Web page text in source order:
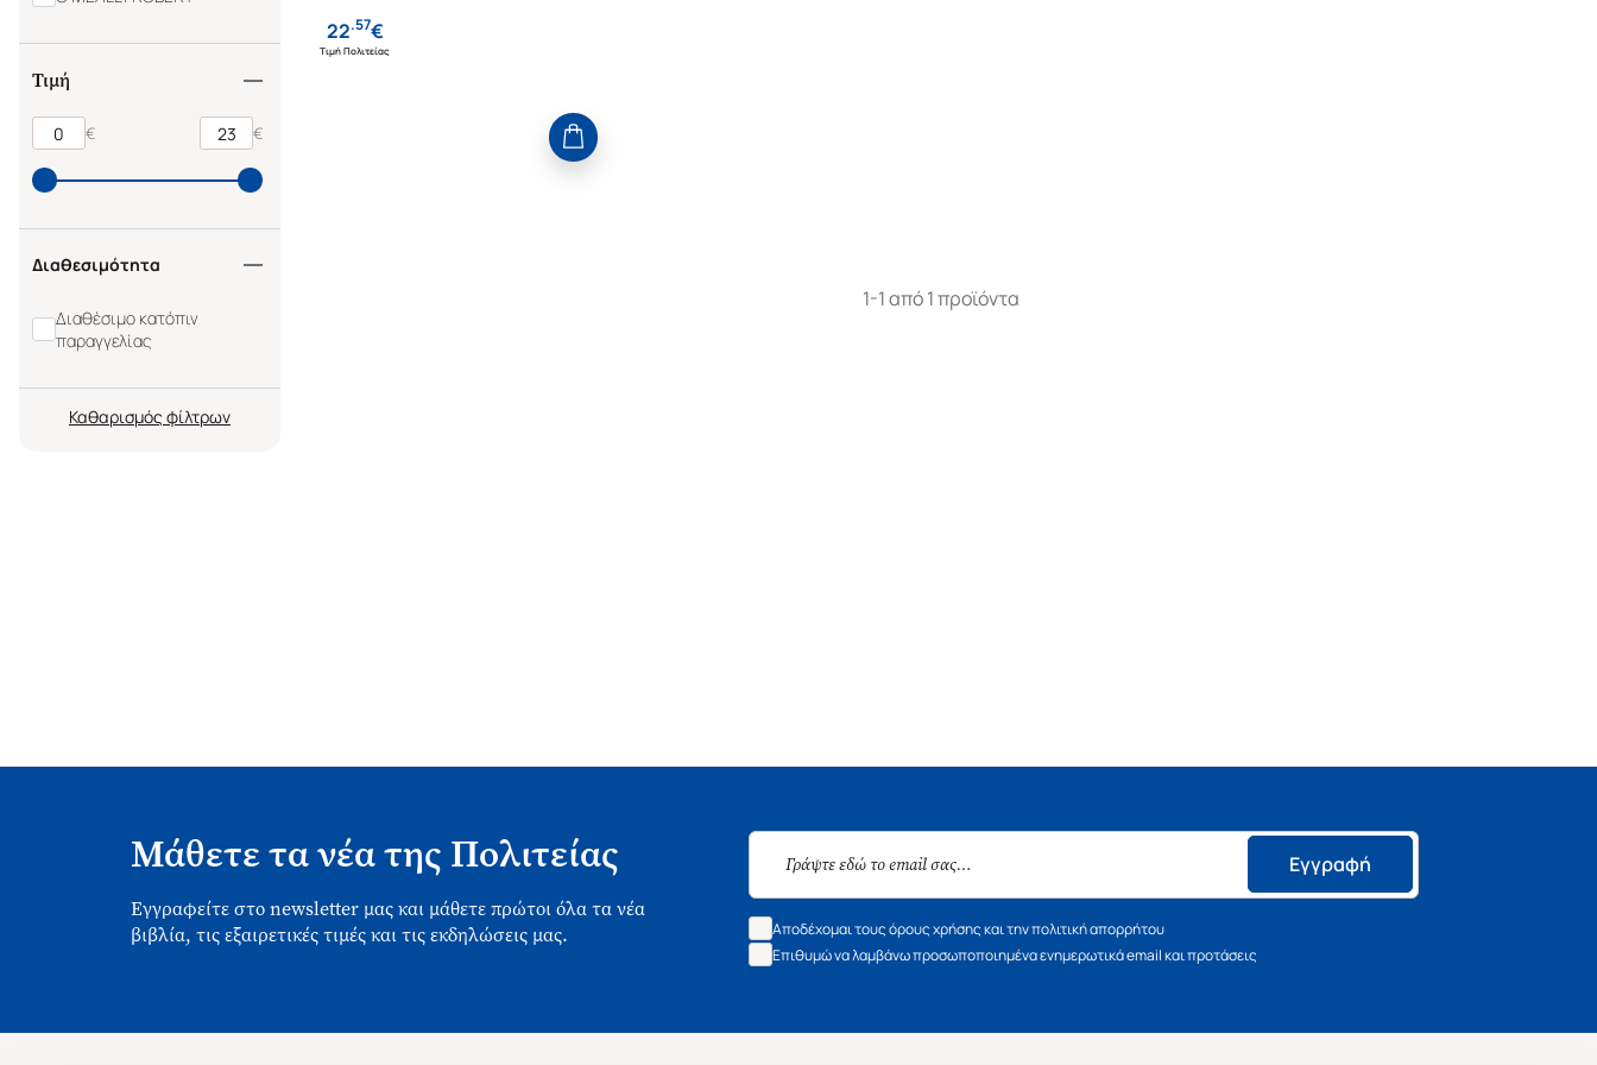
Τιμή
€ €
Διαθεσιμότητα
Διαθέσιμο κατόπιν
παραγγελίας
Καθαρισμός
22.57€
Τιμή Πολιτείας
1-1 από 1 προϊόντα
Μάθετε τα νέα της Πολιτείας
Εγγραφείτε στο newsletter μας και μάθετε πρώτοι όλα τα νέα
βιβλία, τις εξαιρετικές τιμές και τις εκδηλώσεις μας.
Εγγραφή
Αποδέχομαι τους όρους χρήσης και την πολιτική απορρήτου
Επιθυμώ να λαμβάνω προσωποποιημένα ενημερωτικά email και προτάσεις